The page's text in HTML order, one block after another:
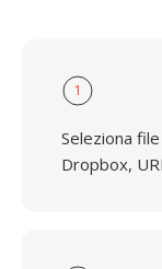
1
Seleziona
Dropbox,